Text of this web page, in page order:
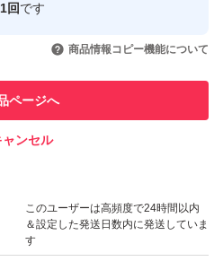
引を完了させた実績があります
での取引実績があります
このユーザーは高頻度で24時間以内
＆設定した発送日数内に発送していま
す
回です
商品情報コピー機能について
ページへ
ャンセル